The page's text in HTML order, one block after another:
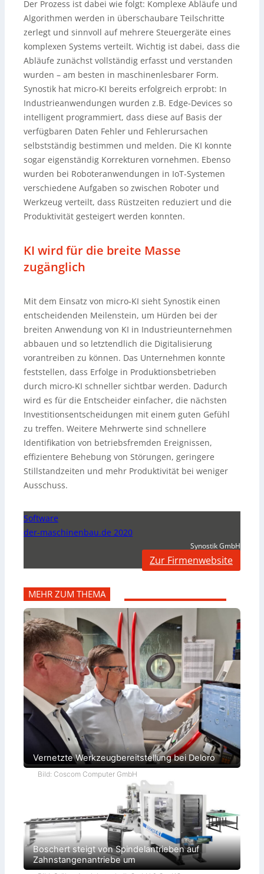
Der Prozess ist dabei wie folgt: Komplexe Abläufe und
Algorithmen werden in überschaubare Teilschritte
zerlegt und sinnvoll auf mehrere Steuergeräte eines
komplexen Systems verteilt. Wichtig ist dabei, dass die
Abläufe zunächst vollständig erfasst und verstanden
wurden – am besten in maschinenlesbarer Form.
Synostik hat micro-KI bereits erfolgreich erprobt: In
Industrieanwendungen wurden z.B. Edge-Devices so
intelligent programmiert, dass diese auf Basis der
verfügbaren Daten Fehler und Fehlerursachen
selbstständig bestimmen und melden. Die KI konnte
sogar eigenständig Korrekturen vornehmen. Ebenso
wurden bei Roboteranwendungen in IoT-Systemen
verschiedene Aufgaben so zwischen Roboter und
Werkzeug verteilt, dass Rüstzeiten reduziert und die
Produktivität gesteigert werden konnten.
KI wird für die breite Masse
zugänglich
Mit dem Einsatz von micro-KI sieht Synostik einen
entscheidenden Meilenstein, um Hürden bei der
breiten Anwendung von KI in Industrieunternehmen
abbauen und so letztendlich die Digitalisierung
vorantreiben zu können. Das Unternehmen konnte
feststellen, dass Erfolge in Produktionsbetrieben
durch micro-KI schneller sichtbar werden. Dadurch
wird es für die Entscheider einfacher, die nächsten
Investitionsentscheidungen mit einem guten Gefühl
zu treffen. Weitere Mehrwerte sind schnellere
Identifikation von betriebsfremden Ereignissen,
effizientere Behebung von Störungen, geringere
Stillstandzeiten und mehr Produktivität bei weniger
Ausschuss.
Software
der-maschinenbau.de 2020
Synostik GmbH
Zur Firmenwebsite
MEHR ZUM THEMA
Vernetzte Werkzeugbereitstellung bei Deloro
Bild: Coscom Computer GmbH
Boschert steigt von Spindelantrieben auf
Zahnstangenantriebe um